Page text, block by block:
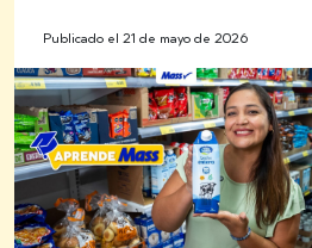
Publicado el 21 de mayo de 2026